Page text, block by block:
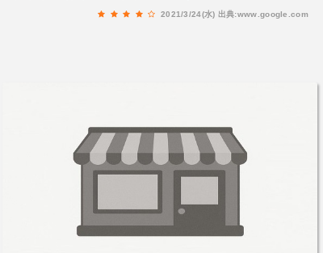
2021/3/24(水) 出典:www.google.com